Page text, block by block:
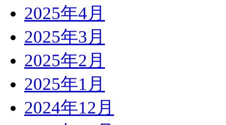
2025年4月
2025年3月
2025年2月
2025年1月
2024年12月